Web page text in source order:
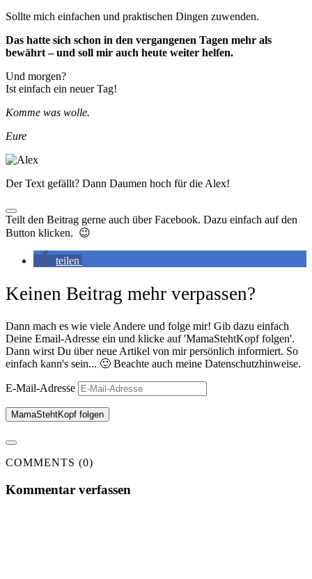
Sollte mich einfachen und praktischen Dingen zuwenden.
Das hatte sich schon in den vergangenen Tagen mehr als
bewährt – und soll mir auch heute weiter helfen.
Und morgen?
Ist einfach ein neuer Tag!
Komme was wolle.
Eure
Der Text gefällt? Dann Daumen hoch für die Alex!
Teilt den Beitrag gerne auch über Facebook. Dazu einfach auf den
Button klicken. 😉
teilen
Keinen Beitrag mehr verpassen?
Dann mach es wie viele Andere und folge mir! Gib dazu einfach
Deine Email-Adresse ein und klicke auf 'MamaStehtKopf folgen'.
Dann wirst Du über neue Artikel von mir persönlich informiert. So
einfach kann's sein... 🙂 Beachte auch meine Datenschutzhinweise.
E-Mail-Adresse
MamaStehtKopf folgen
COMMENTS (0)
Kommentar verfassen